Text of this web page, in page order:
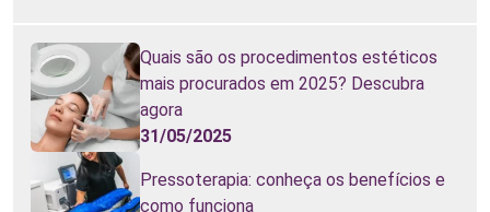
Quais são os procedimentos estéticos
mais procurados em 2025? Descubra
agora
31/05/2025
Pressoterapia: conheça os benefícios e
como funciona